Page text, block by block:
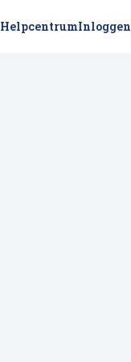
HelpcentrumInloggen